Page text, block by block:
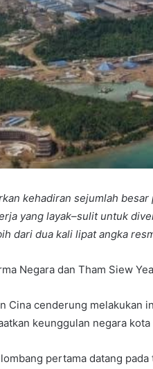
kehadiran sejumlah
yang layak–sulit untuk
dari dua kali lipat angka
Negara dan Tham Siew
Cina cenderung melakukan
keunggulan negara
pertama datang